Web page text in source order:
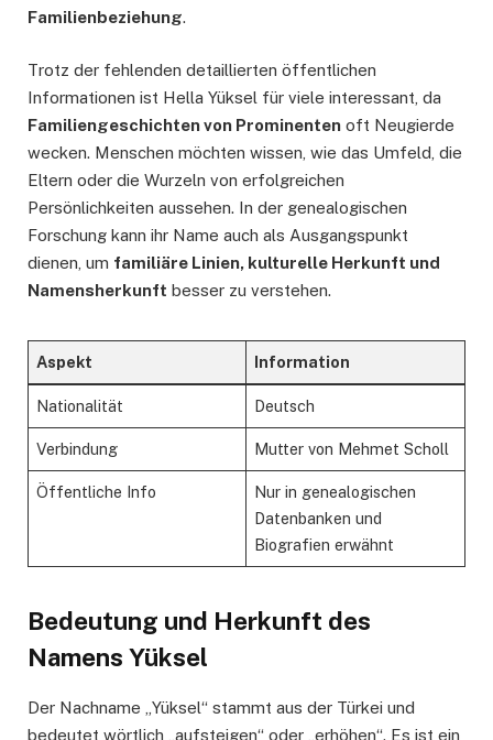
Familienbeziehung.
Trotz der fehlenden detaillierten öffentlichen
Informationen ist Hella Yüksel für viele interessant, da
Familiengeschichten von Prominenten oft Neugierde
wecken. Menschen möchten wissen, wie das Umfeld, die
Eltern oder die Wurzeln von erfolgreichen
Persönlichkeiten aussehen. In der genealogischen
Forschung kann ihr Name auch als Ausgangspunkt
dienen, um familiäre Linien, kulturelle Herkunft und
Namensherkunft besser zu verstehen.
Aspekt Information
Nationalität Deutsch
Verbindung Mutter von Mehmet Scholl
Öffentliche Info
Nur in genealogischen
Datenbanken und
Biografien erwähnt
Bedeutung und Herkunft des
Namens Yüksel
Der Nachname „Yüksel“ stammt aus der Türkei und
bedeutet wörtlich „aufsteigen“ oder „erhöhen“. Es ist ein